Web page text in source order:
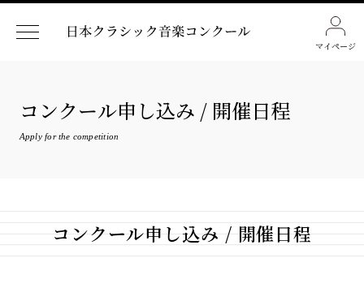
マイページ
コンクール申し込み / 開催日程
Apply for the competition
コンクール申し込み / 開催日程